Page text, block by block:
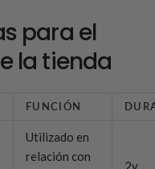
para el
la tienda
FUNCIÓN
Utilizado en
relación con
2y